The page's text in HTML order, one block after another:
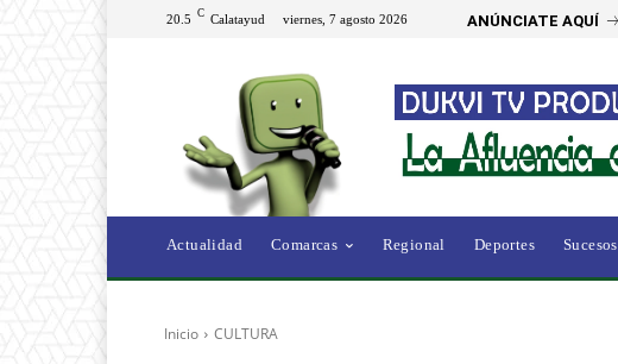
20.5 C Calatayud viernes, 7 agosto 2026 ANÚNCIATE AQUÍ
Actualidad Comarcas Regional Deportes Sucesos
Inicio CULTURA